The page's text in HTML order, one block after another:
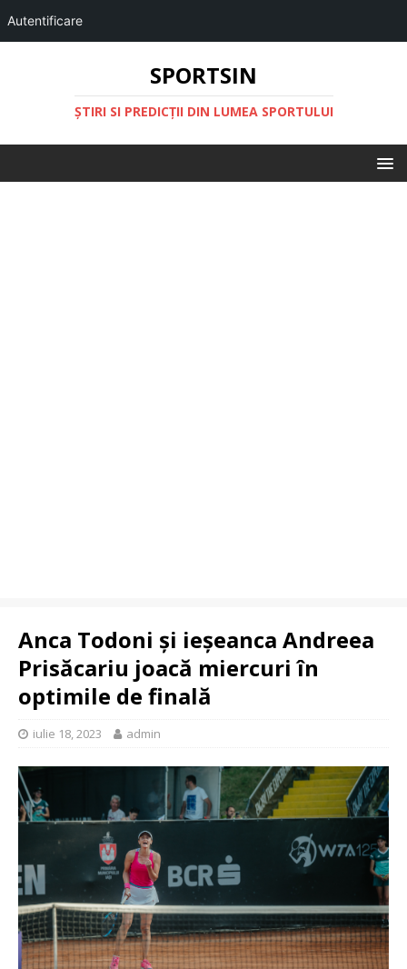
Autentificare
SPORTSIN
ŞTIRI SI PREDICŢII DIN LUMEA SPORTULUI
Anca Todoni și ieșeanca Andreea
Prisăcariu joacă miercuri în
optimile de finală
iulie 18, 2023 admin